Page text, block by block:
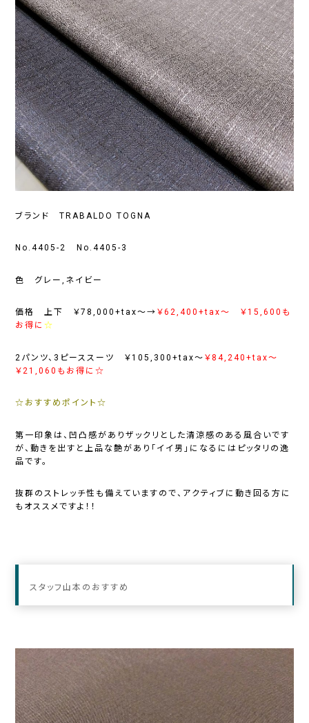
ブランド TRABALDO TOGNA
No.4405-2 No.4405-3
色 グレー,ネイビー
価格 上下 ￥78,000+tax～→ ￥62,400+tax～ ￥15,600も
お得に☆
2パンツ、3ピーススーツ ￥105,300+tax～ ￥84,240+tax～
￥21,060もお得に☆
☆おすすめポイント☆
第一印象は、凹凸感がありザックリとした清涼感のある風合いです
が、動きを出すと上品な艶があり「イイ男」になるにはピッタリの逸
品です。
抜群のストレッチ性も備えていますので、アクティブに動き回る方に
もオススメですよ！！
スタッフ山本のおすすめ